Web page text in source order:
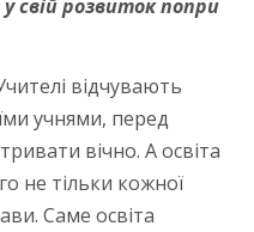
свій розвиток попри
відчувають
учнями, перед
вічно. А освіта
не тільки кожної
Саме освіта